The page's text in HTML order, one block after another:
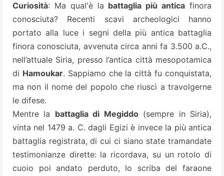
Curiosità: Ma qual'è la battaglia più antica finora
conosciuta? Recenti scavi archeologici hanno
portato alla luce i segni della più antica battaglia
finora conosciuta, avvenuta circa anni fa 3.500 a.C.,
nell’attuale Siria, presso l’antica città mesopotamica
di Hamoukar. Sappiamo che la città fu conquistata,
ma non il nome del popolo che riuscì a travolgerne
le difese.
Mentre la battaglia di Megiddo(sempre in Siria),
vinta nel 1479 a. C. dagli Egizi è invece la più antica
battaglia registrata, di cui ci siano state tramandate
testimonianze dirette: la ricordava, su un rotolo di
cuoio poi andato perduto, lo scriba del faraone